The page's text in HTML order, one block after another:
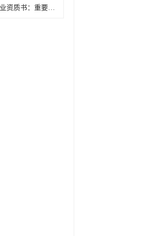
​电气防爆企业资质书：重要性及作用